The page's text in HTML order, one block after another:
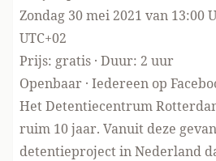
Zondag 30 mei 2021 van 13:00
UTC+02
Prijs: gratis · Duur: 2 uur
Openbaar · Iedereen op
Het Detentiecentrum
ruim 10 jaar. Vanuit deze
detentieproject in Nederland